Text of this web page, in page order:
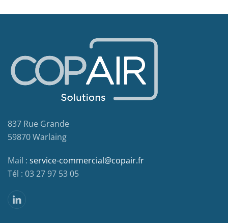
837 Rue Grande
59870 Warlaing
Mail : service-commercial@copair.fr
Tél : 03 27 97 53 05